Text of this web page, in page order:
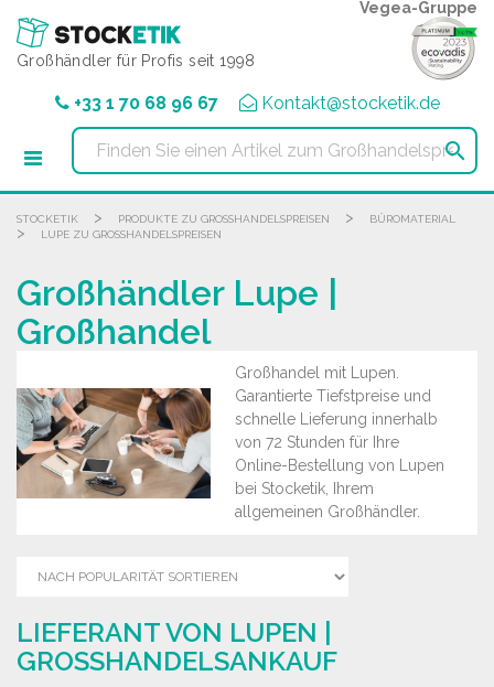
Großhändler für Profis seit 1998
Vegea-Gruppe
+33 1 70 68 96 67 Kontakt@stocketik.de

STOCKETIK > PRODUKTE ZU GROSSHANDELSPREISEN > BÜROMATERIAL
> LUPE ZU GROSSHANDELSPREISEN
Großhändler Lupe |
Großhandel
Großhandel mit Lupen.
Garantierte Tiefstpreise und
schnelle Lieferung innerhalb
von 72 Stunden für Ihre
Online-Bestellung von Lupen
bei Stocketik, Ihrem
allgemeinen Großhändler.
LIEFERANT VON LUPEN |
GROSSHANDELSANKAUF